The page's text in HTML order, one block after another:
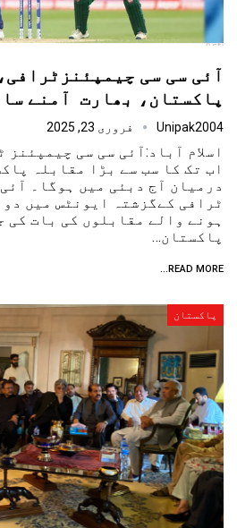
آئی سی سی
پاکستان، بھارت آمنے
Unipak2004 فروری 23, 2025
اسلام آباد:آئی سی سی چیمپئنز
اب تک کا سب سے بڑا مقابلہ
درمیان آج دبئی میں ہوگا۔
ٹرافی کےگزشتہ ایونٹس میں
ہونے والے مقابلوں کی بات کی
پاکستان…
READ MORE...
پاکستان